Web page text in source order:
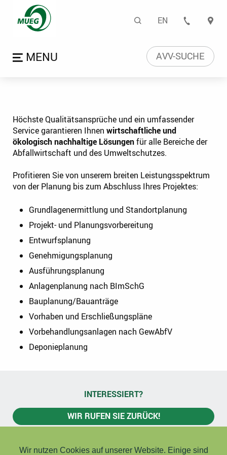
Wir verwenden Cookies
Wir nutzen Cookies auf unserer Website. Einige sind
Planung | Mitteldeutsche
Suche
Sprachwahl
EN
Menü öffnenAVV-SUCHE
Höchste Qualitätsansprüche und ein umfassender
Service garantieren Ihnen wirtschaftliche und
ökologisch nachhaltige Lösungenfür alle Bereiche der
Abfallwirtschaft und des Umweltschutzes.
Profitieren Sie von unserem breiten Leistungsspektrum
von der Planung bis zum Abschluss Ihres Projektes:
Grundlagenermittlung und Standortplanung
Projekt- und Planungsvorbereitung
Entwurfsplanung
Genehmigungsplanung
Ausführungsplanung
Anlagenplanung nach BImSchG
Bauplanung/Bauanträge
Vorhaben und Erschließungspläne
Vorbehandlungsanlagen nach GewAbfV
Deponieplanung
INTERESSIERT?
WIR RUFEN SIE ZURÜCK!
ZERTIFIKATE